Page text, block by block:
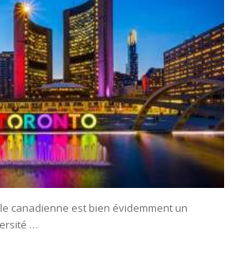
canadienne est bien évidemment un
…